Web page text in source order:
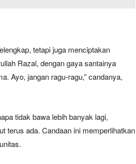
tetapi juga menciptakan
Razal, dengan gaya santainya
Ayo, jangan ragu-ragu,” candanya,
tidak bawa lebih banyak lagi,
terus ada. Candaan ini memperlihatkan